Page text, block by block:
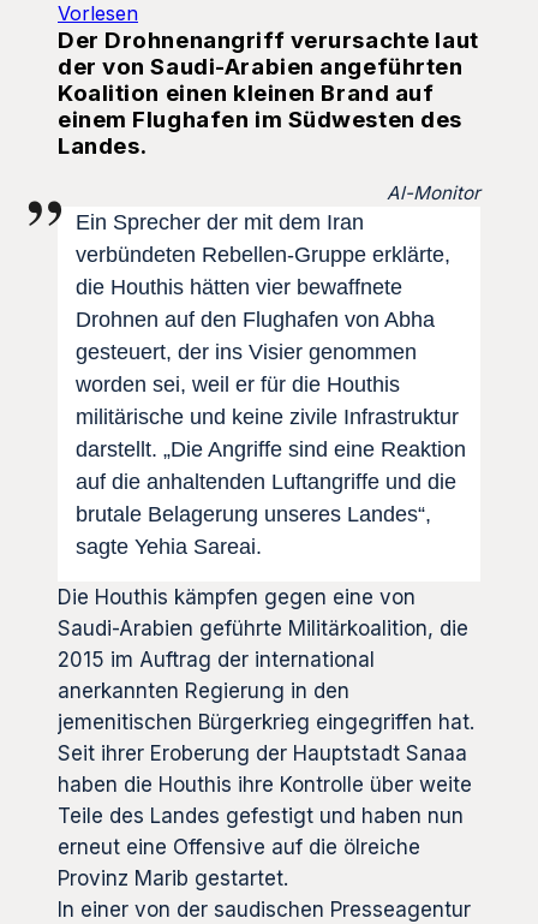
Vorlesen
Der Drohnenangriff verursachte laut
der von Saudi-Arabien angeführten
Koalition einen kleinen Brand auf
einem Flughafen im Südwesten des
Landes.
Al-Monitor
Ein Sprecher der mit dem Iran
verbündeten Rebellen-Gruppe erklärte,
die Houthis hätten vier bewaffnete
Drohnen auf den Flughafen von Abha
gesteuert, der ins Visier genommen
worden sei, weil er für die Houthis
militärische und keine zivile Infrastruktur
darstellt. „Die Angriffe sind eine Reaktion
auf die anhaltenden Luftangriffe und die
brutale Belagerung unseres Landes“,
sagte Yehia Sareai.
Die Houthis kämpfen gegen eine von
Saudi-Arabien geführte Militärkoalition, die
2015 im Auftrag der international
anerkannten Regierung in den
jemenitischen Bürgerkrieg eingegriffen hat.
Seit ihrer Eroberung der Hauptstadt Sanaa
haben die Houthis ihre Kontrolle über weite
Teile des Landes gefestigt und haben nun
erneut eine Offensive auf die ölreiche
Provinz Marib gestartet.
In einer von der saudischen Presseagentur